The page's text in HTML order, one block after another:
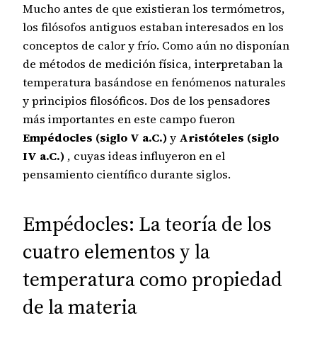
Mucho antes de que existieran los termómetros,
los filósofos antiguos estaban interesados ​​en los
conceptos de calor y frío. Como aún no disponían
de métodos de medición física, interpretaban la
temperatura basándose en fenómenos naturales
y principios filosóficos. Dos de los pensadores
más importantes en este campo fueron
Empédocles (siglo V a.C.) y Aristóteles (siglo
IV a.C.) , cuyas ideas influyeron en el
pensamiento científico durante siglos.
Empédocles: La teoría de los
cuatro elementos y la
temperatura como propiedad
de la materia